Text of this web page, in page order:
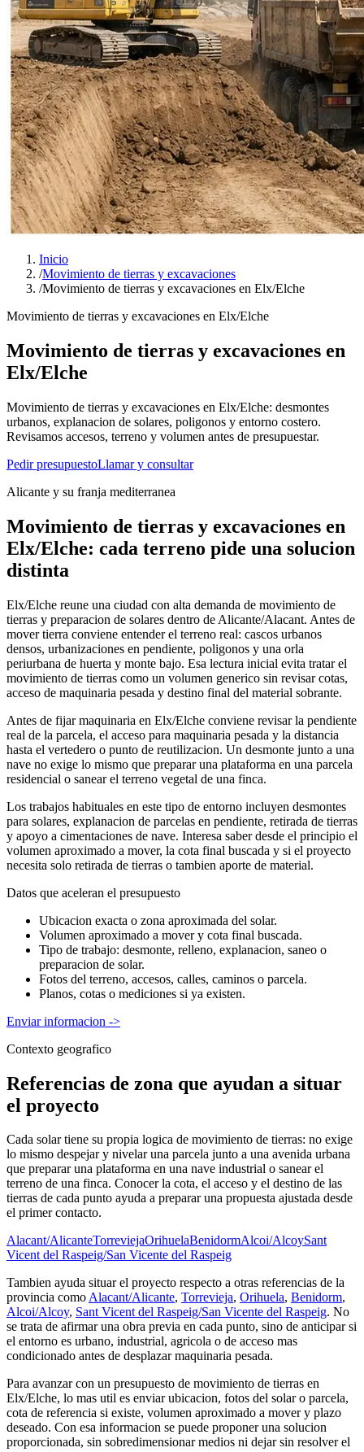
Inicio
/Movimiento de tierras y excavaciones
/Movimiento de tierras y excavaciones en Elx/Elche
Movimiento de tierras y excavaciones en Elx/Elche
Movimiento de tierras y excavaciones en
Elx/Elche
Movimiento de tierras y excavaciones en Elx/Elche: desmontes
urbanos, explanacion de solares, poligonos y entorno costero.
Revisamos accesos, terreno y volumen antes de presupuestar.
Pedir presupuestoLlamar y consultar
Alicante y su franja mediterranea
Movimiento de tierras y excavaciones en
Elx/Elche: cada terreno pide una solucion
distinta
Elx/Elche reune una ciudad con alta demanda de movimiento de
tierras y preparacion de solares dentro de Alicante/Alacant. Antes de
mover tierra conviene entender el terreno real: cascos urbanos
densos, urbanizaciones en pendiente, poligonos y una orla
periurbana de huerta y monte bajo. Esa lectura inicial evita tratar el
movimiento de tierras como un volumen generico sin revisar cotas,
acceso de maquinaria pesada y destino final del material sobrante.
Antes de fijar maquinaria en Elx/Elche conviene revisar la pendiente
real de la parcela, el acceso para maquinaria pesada y la distancia
hasta el vertedero o punto de reutilizacion. Un desmonte junto a una
nave no exige lo mismo que preparar una plataforma en una parcela
residencial o sanear el terreno vegetal de una finca.
Los trabajos habituales en este tipo de entorno incluyen desmontes
para solares, explanacion de parcelas en pendiente, retirada de tierras
y apoyo a cimentaciones de nave. Interesa saber desde el principio el
volumen aproximado a mover, la cota final buscada y si el proyecto
necesita solo retirada de tierras o tambien aporte de material.
Datos que aceleran el presupuesto
Ubicacion exacta o zona aproximada del solar.
Volumen aproximado a mover y cota final buscada.
Tipo de trabajo: desmonte, relleno, explanacion, saneo o
preparacion de solar.
Fotos del terreno, accesos, calles, caminos o parcela.
Planos, cotas o mediciones si ya existen.
Enviar informacion ->
Contexto geografico
Referencias de zona que ayudan a situar
el proyecto
Cada solar tiene su propia logica de movimiento de tierras: no exige
lo mismo despejar y nivelar una parcela junto a una avenida urbana
que preparar una plataforma en una nave industrial o sanear el
terreno de una finca. Conocer la cota, el acceso y el destino de las
tierras de cada punto ayuda a preparar una propuesta ajustada desde
el primer contacto.
Alacant/AlicanteTorreviejaOrihuelaBenidormAlcoi/AlcoySant
Vicent del Raspeig/San Vicente del Raspeig
Tambien ayuda situar el proyecto respecto a otras referencias de la
provincia comoAlacant/Alicante, Torrevieja, Orihuela, Benidorm,
Alcoi/Alcoy, Sant Vicent del Raspeig/San Vicente del Raspeig. No
se trata de afirmar una obra previa en cada punto, sino de anticipar si
el entorno es urbano, industrial, agricola o de acceso mas
condicionado antes de desplazar maquinaria pesada.
Para avanzar con un presupuesto de movimiento de tierras en
Elx/Elche, lo mas util es enviar ubicacion, fotos del solar o parcela,
cota de referencia si existe, volumen aproximado a mover y plazo
deseado. Con esa informacion se puede proponer una solucion
proporcionada, sin sobredimensionar medios ni dejar sin resolver el